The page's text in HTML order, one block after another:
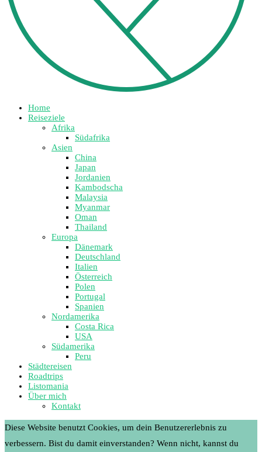
Home
Reiseziele
Afrika
Südafrika
Asien
China
Japan
Jordanien
Kambodscha
Malaysia
Myanmar
Oman
Thailand
Europa
Dänemark
Deutschland
Italien
Österreich
Polen
Portugal
Spanien
Nordamerika
Costa Rica
USA
Südamerika
Peru
Städtereisen
Roadtrips
Listomania
Über mich
Kontakt
Diese Website benutzt Cookies, um dein Benutzererlebnis zu
verbessern. Bist du damit einverstanden? Wenn nicht, kannst du